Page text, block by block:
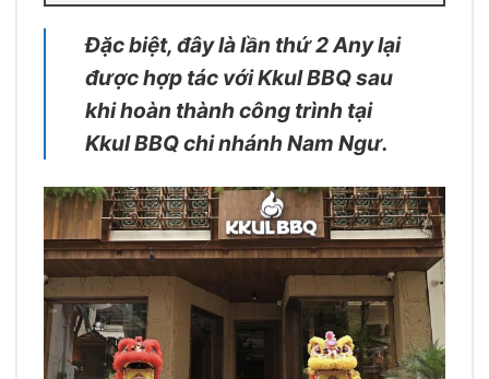
Đặc biệt, đây là lần thứ 2 Any lại
được hợp tác với Kkul BBQ sau
khi hoàn thành công trình tại
Kkul BBQ chi nhánh Nam Ngư.